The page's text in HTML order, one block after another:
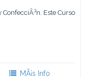
Este Curso
MÃ¡s Info